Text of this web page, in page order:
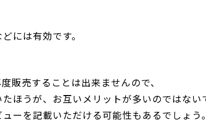
には有効です。
販売することは出来ませんので、
ほうが、お互いメリットが多いのではない
ーを記載いただける可能性もあるでしょう。